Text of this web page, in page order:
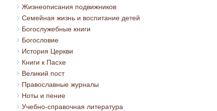
Жизнеописания подвижников
Семейная жизнь и воспитание детей
Богослужебные книги
Богословие
История Церкви
Книги к Пасхе
Великий пост
Православные журналы
Ноты и пение
Учебно-справочная литература